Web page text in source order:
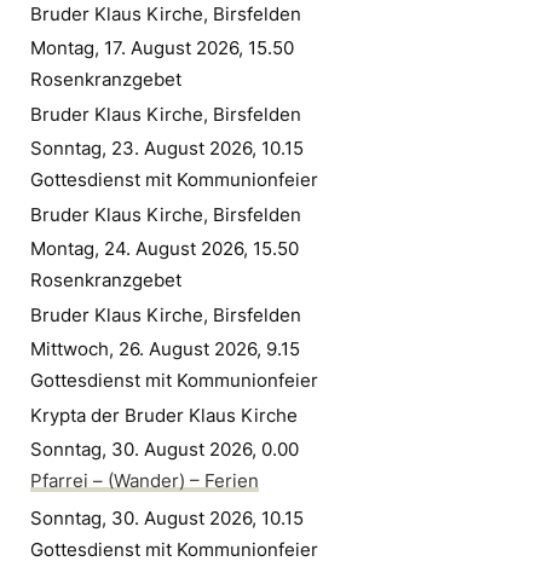
Bruder Klaus Kirche, Birsfelden
Montag, 17. August 2026, 15.50
Rosenkranzgebet
Bruder Klaus Kirche, Birsfelden
Sonntag, 23. August 2026, 10.15
Gottesdienst mit Kommunionfeier
Bruder Klaus Kirche, Birsfelden
Montag, 24. August 2026, 15.50
Rosenkranzgebet
Bruder Klaus Kirche, Birsfelden
Mittwoch, 26. August 2026, 9.15
Gottesdienst mit Kommunionfeier
Krypta der Bruder Klaus Kirche
Sonntag, 30. August 2026, 0.00
Pfarrei – (Wander) – Ferien
Sonntag, 30. August 2026, 10.15
Gottesdienst mit Kommunionfeier